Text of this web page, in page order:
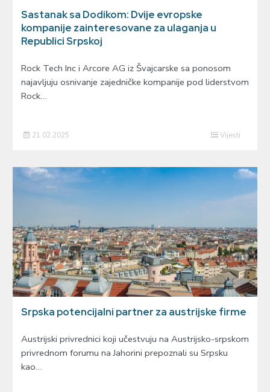
Sastanak sa Dodikom: Dvije evropske
kompanije zainteresovane za ulaganja u
Republici Srpskoj
Rock Tech Inc i Arcore AG iz Švajcarske sa ponosom
najavljuju osnivanje zajedničke kompanije pod liderstvom
Rock…
21.02.2025 Vijesti
Srpska potencijalni partner za austrijske firme
Austrijski privrednici koji učestvuju na Austrijsko-srpskom
privrednom forumu na Јahorini prepoznali su Srpsku
kao…